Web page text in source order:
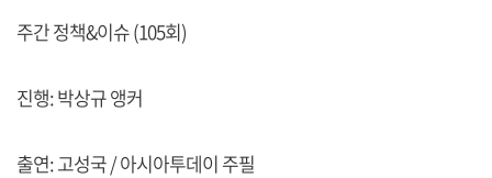
주간 정책&이슈 (105회)
진행: 박상규 앵커
출연: 고성국 / 아시아투데이 주필